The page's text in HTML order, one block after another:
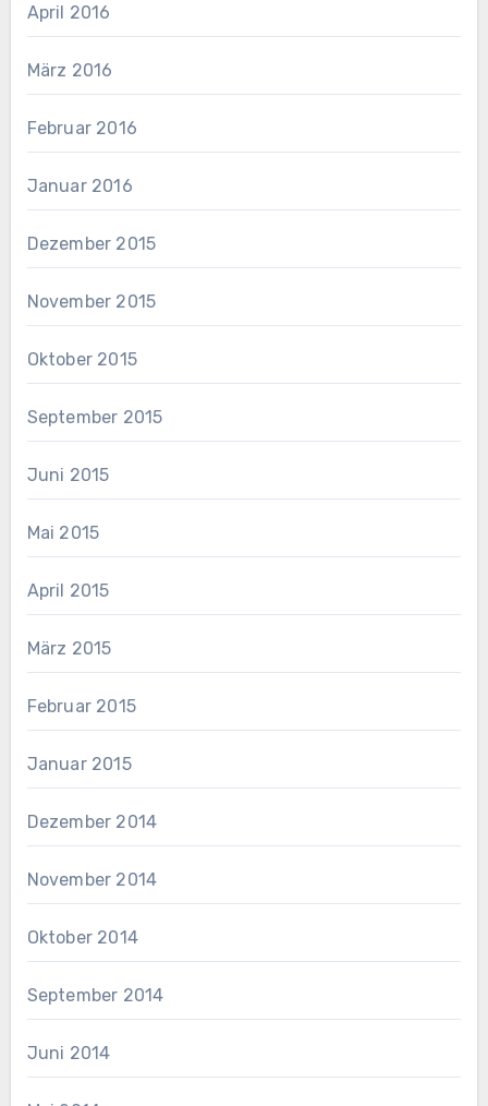
April 2016
März 2016
Februar 2016
Januar 2016
Dezember 2015
November 2015
Oktober 2015
September 2015
Juni 2015
Mai 2015
April 2015
März 2015
Februar 2015
Januar 2015
Dezember 2014
November 2014
Oktober 2014
September 2014
Juni 2014